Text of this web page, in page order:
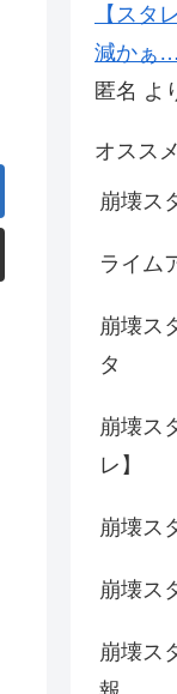
【スタ
減かぁ
匿名 よ
オスス
崩壊ス
ライム
崩壊ス
タ
崩壊ス
レ】
崩壊ス
崩壊ス
崩壊ス